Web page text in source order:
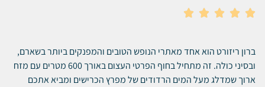





ברון ריזורט הוא אחד מאתרי הנופש הטובים והמפנקים ביותר בשארם,
ובסיני כולה. זה מתחיל בחוף הפרטי העצום באורך 600 מטרים עם מזח
ארוך שמדלג מעל המים הרדודים של מפרץ הכרישים ומביא אתכם